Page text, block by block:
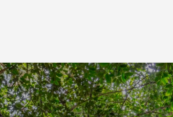
げ
加
工
済
み